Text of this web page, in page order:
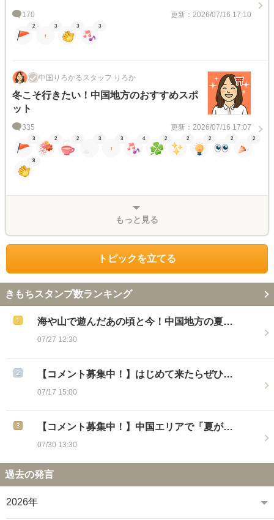
170 更新：2026/07/16 17:10
2 3 3 3
中国りろかるスタッフ りろか
冬こそ行きたい！中国地方のおすすめスポ
ット
335 更新：2026/07/16 17:07
3 2 2 3 3 4 2 2 2 2 2
8
もっと見る
トピックを立てる
きもちスタンプ数ランキング
海や山で遊んだあの頃と今！中国地方の夏…
07/27 12:30
【コメント募集中！】はじめて来たらぜひ…
07/17 15:00
【コメント募集中！】中国エリアで「夏が…
07/30 13:30
過去の発言
2026年